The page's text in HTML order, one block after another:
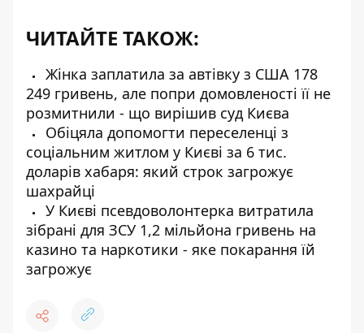
ЧИТАЙТЕ ТАКОЖ:
Жінка заплатила за автівку з США 178
249 гривень, але попри домовленості її не
розмитнили - що вирішив суд Києва
Обіцяла допомогти переселенці з
соціальним житлом у Києві за 6 тис.
доларів хабаря: який строк загрожує
шахрайці
У Києві псевдоволонтерка витратила
зібрані для ЗСУ 1,2 мільйона гривень на
казино та наркотики - яке покарання їй
загрожує